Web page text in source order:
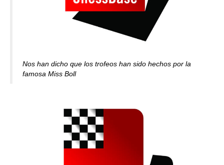
Nos han dicho que los trofeos han sido hechos por la
famosa Miss Boll